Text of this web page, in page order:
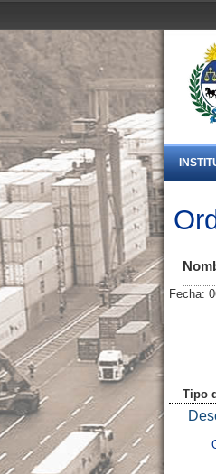
Fecha:
Tipo